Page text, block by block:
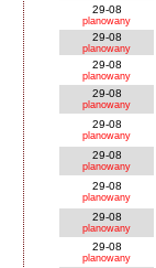
29-08
planowany
29-08
planowany
29-08
planowany
29-08
planowany
29-08
planowany
29-08
planowany
29-08
planowany
29-08
planowany
29-08
planowany